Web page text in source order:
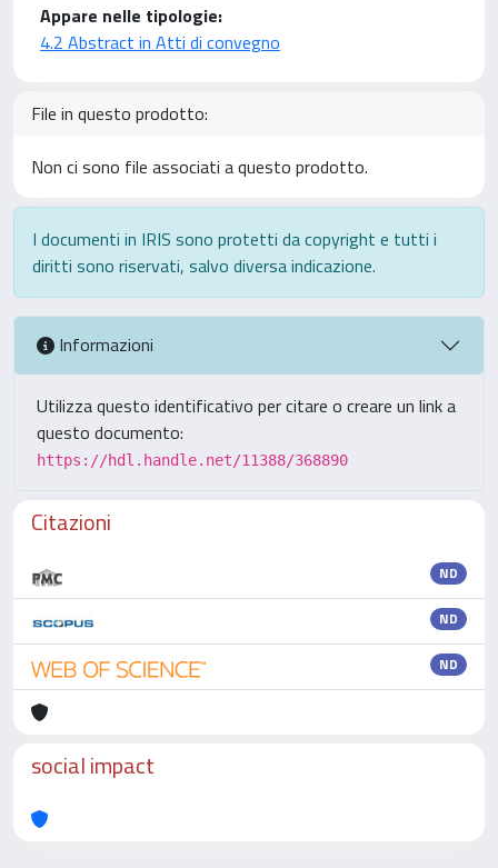
Appare nelle tipologie:
4.2 Abstract in Atti di convegno
File in questo prodotto:
Non ci sono file associati a questo prodotto.
I documenti in IRIS sono protetti da copyright e tutti i
diritti sono riservati, salvo diversa indicazione.
Informazioni
Utilizza questo identificativo per citare o creare un link a
questo documento:
https://hdl.handle.net/11388/368890
Citazioni
ND
ND
ND
social impact